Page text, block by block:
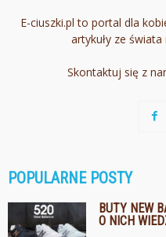
E-ciuszki.pl to portal dla
artykuły ze
Skontaktuj się z
POPULARNE POSTY
BUTY NEW
O NICH